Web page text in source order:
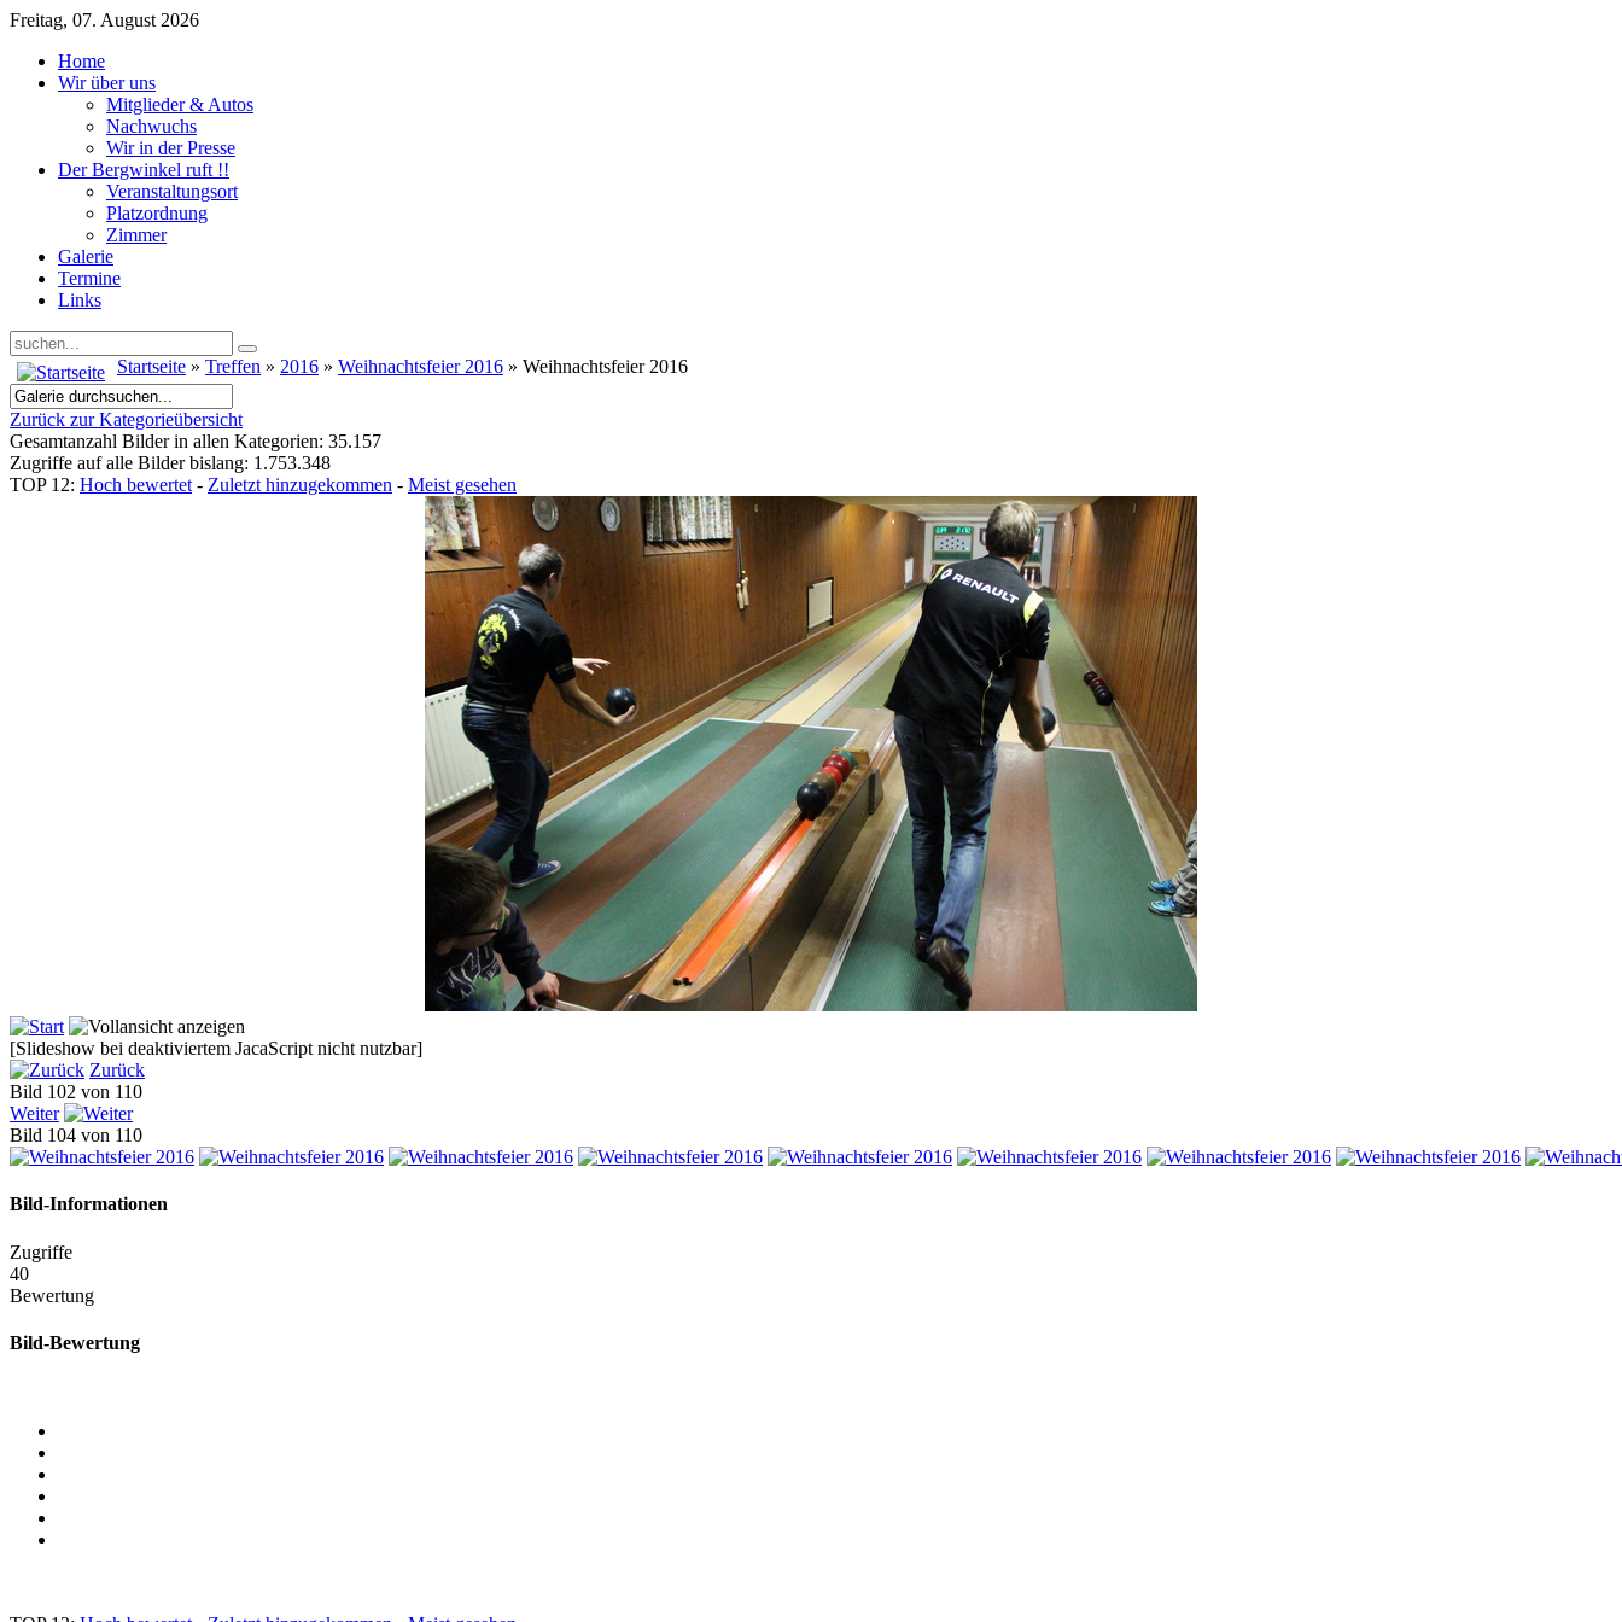
Freitag, 07. August 2026
Home
Wir über uns
Mitglieder & Autos
Nachwuchs
Wir in der Presse
Der Bergwinkel ruft !!
Veranstaltungsort
Platzordnung
Zimmer
Galerie
Termine
Links
Startseite » Treffen » 2016 » Weihnachtsfeier 2016 » Weihnachtsfeier 2016
Zurück zur Kategorieübersicht
Gesamtanzahl Bilder in allen Kategorien: 35.157
Zugriffe auf alle Bilder bislang: 1.753.348
TOP 12: Hoch bewertet - Zuletzt hinzugekommen - Meist gesehen
[Slideshow bei deaktiviertem JacaScript nicht nutzbar]
Zurück
Bild 102 von 110
Weiter
Bild 104 von 110
Bild-Informationen
Zugriffe
40
Bewertung
Bild-Bewertung